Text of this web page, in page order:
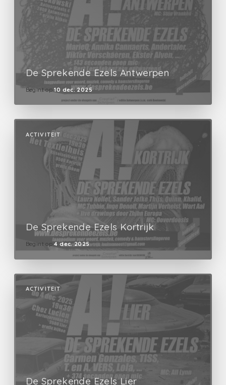
De Sprekende Ezels Antwerpen
Begint op 10 dec. 2025
ACTIVITEIT
De Sprekende Ezels Kortrijk
Begint op 4 dec. 2025
ACTIVITEIT
De Sprekende Ezels Lier